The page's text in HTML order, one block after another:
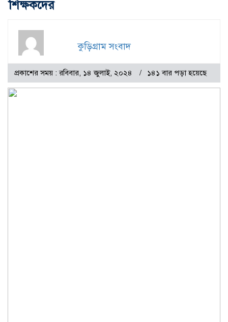
শিক্ষকদের
কুড়িগ্রাম সংবাদ
প্রকাশের সময় : রবিবার, ১৪ জুলাই, ২০২৪ ১৪১ বার পড়া হয়েছে